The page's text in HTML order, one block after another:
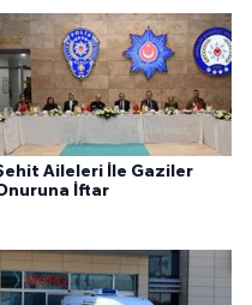
Aileleri İle Gaziler
İftar